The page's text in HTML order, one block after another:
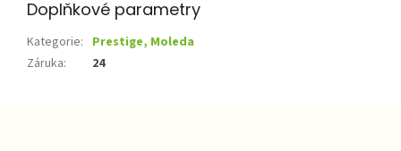
Doplňkové parametry
Kategorie: Prestige, Moleda
Záruka: 24